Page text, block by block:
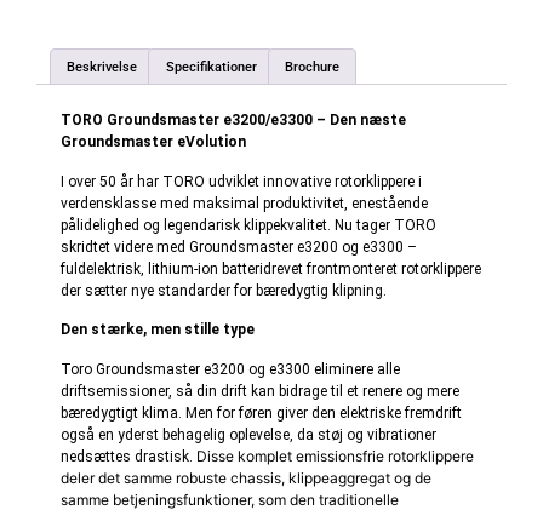
Beskrivelse Specifikationer Brochure
TORO Groundsmaster e3200/e3300 – Den næste
Groundsmaster eVolution
I over 50 år har TORO udviklet innovative rotorklippere i
verdensklasse med maksimal produktivitet, enestående
pålidelighed og legendarisk klippekvalitet. Nu tager TORO
skridtet videre med Groundsmaster e3200 og e3300 –
fuldelektrisk, lithium-ion batteridrevet frontmonteret rotorklippere
der sætter nye standarder for bæredygtig klipning.
Den stærke, men stille type
Toro Groundsmaster e3200 og e3300 eliminere alle
driftsemissioner, så din drift kan bidrage til et renere og mere
bæredygtigt klima. Men for føren giver den elektriske fremdrift
også en yderst behagelig oplevelse, da støj og vibrationer
nedsættes drastisk. Disse komplet emissionsfrie rotorklippere
deler det samme robuste chassis, klippeaggregat og de
samme betjeningsfunktioner, som den traditionelle